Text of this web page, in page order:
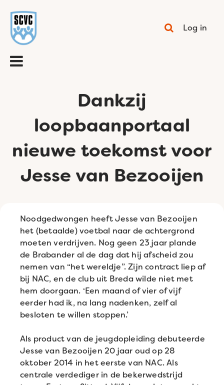
Log in
Dankzij
loopbaanportaal
nieuwe toekomst voor
Jesse van Bezooijen
Noodgedwongen heeft Jesse van Bezooijen
het (betaalde) voetbal naar de achtergrond
moeten verdrijven. Nog geen 23 jaar plande
de Brabander al de dag dat hij afscheid zou
nemen van “het wereldje”. Zijn contract liep af
bij NAC, en de club uit Breda wilde niet met
hem doorgaan. ‘Een maand of vier of vijf
eerder had ik, na lang nadenken, zelf al
besloten te willen stoppen.’
Als product van de jeugdopleiding debuteerde
Jesse van Bezooijen 20 jaar oud op 28
oktober 2014 in het eerste van NAC. Als
centrale verdediger in de bekerwedstrijd